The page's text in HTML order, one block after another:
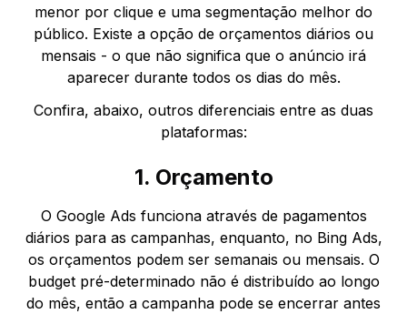
menor por clique e uma segmentação melhor do
público. Existe a opção de orçamentos diários ou
mensais - o que não significa que o anúncio irá
aparecer durante todos os dias do mês.
Confira, abaixo, outros diferenciais entre as duas
plataformas:
1. Orçamento
O Google Ads funciona através de pagamentos
diários para as campanhas, enquanto, no Bing Ads,
os orçamentos podem ser semanais ou mensais. O
budget pré-determinado não é distribuído ao longo
do mês, então a campanha pode se encerrar antes